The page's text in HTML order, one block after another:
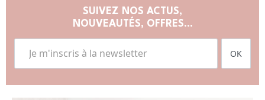
SUIVEZ NOS ACTUS,
NOUVEAUTÉS, OFFRES...
OK